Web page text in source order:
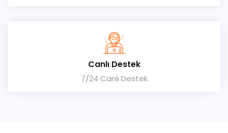
Canlı Destek
7/24 Canlı Destek